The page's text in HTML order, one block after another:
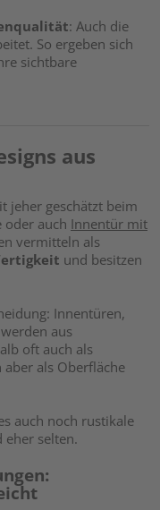
: Auch die
So ergeben sich
sichtbare
aus
jeher geschätzt beim
oder auch Innentür mit
vermitteln als
und besitzen
Innentüren,
aus
oft auch als
aber als Oberfläche
auch noch rustikale
eher selten.